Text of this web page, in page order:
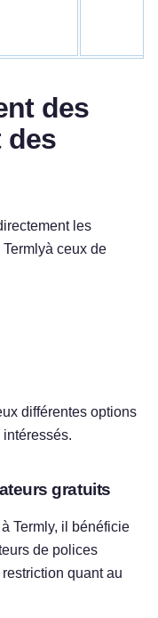
des
des
les
ceux de
différentes options
gratuits
Termly, il bénéficie
de polices
quant au